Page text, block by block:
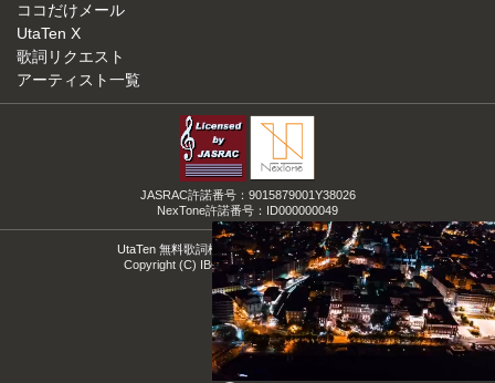
ココだけメール
UtaTen X
歌詞リクエスト
アーティスト一覧
JASRAC許諾番号：9015879001Y38026
NexTone許諾番号：ID000000049
UtaTen 無料歌詞検索サイトの決定版！うたてん
Copyright (C) IBG Media. All Rights Reserved.